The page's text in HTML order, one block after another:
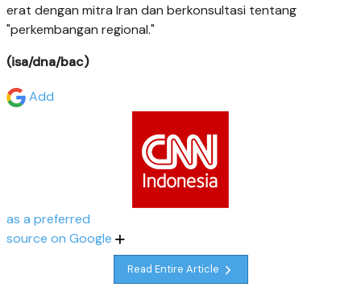
erat dengan mitra Iran dan berkonsultasi tentang
"perkembangan regional."
(isa/dna/bac)
Add
as a preferred
source on Google
Read Entire Article